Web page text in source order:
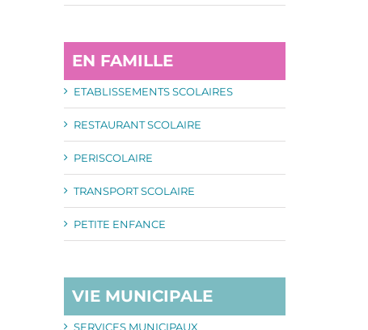
EN FAMILLE
ETABLISSEMENTS SCOLAIRES
RESTAURANT SCOLAIRE
PERISCOLAIRE
TRANSPORT SCOLAIRE
PETITE ENFANCE
VIE MUNICIPALE
SERVICES MUNICIPAUX